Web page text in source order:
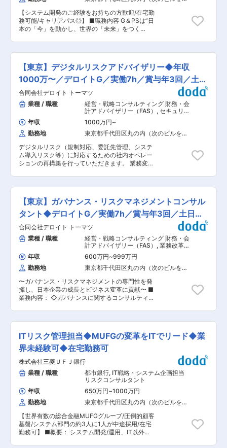
新規サービス開発やリーダー職など多様な成長機
会 ■企業の特徴/魅力 ＳＯＭＰＯグループのノウ
ハウと連携力を活かし、リスク起点のソリューシ
ョン提供で業界を牽引しています。 変更の範囲：
びグループ会社内外への出向も含めた兼務の可能
性あり
タル化・スマートシティ・観光振興や交流促進を
通じた経済活性化・環境エネルギー・産業振興と
いった多様なテーマを推進するための調査、ビジ
ョン策定、プラットフォーム・協議会組成、導
入・運営支援 ○官民連携推進政策： 公共施設マ
ング市場調査、事業化可能性調査、事業スキーム
の検討支援、SIB（ソーシャルインパクトボン
ド）形成支援 ○中小企業・スタートアップ政策支
援： 行政による中小企業・ローカルスタートアッ
プ政策にかかる調査、立案、エコシステム形成支
援、事業者伴走支援、専門家派遣 ○デジタルガバ
メント：業務改革（BPR支援）、DX推進（計画
策定支援、調達支援、工程管理）、システム/セキ
ュリティ監査、セキュリティポリシー策定、ガバ
メントクラウド/GSS・ゼロトラスト移行 ■働き
方 ・リモート：フルリモート可。ただし業務の必
要に応じて出社は発生しますが、調整は一定可能
です。 ■キャリアパス 将来はマネジャーとして
いと考えます。 また、ご自身の興味や描きたいキ
ャリアに合わせてグループ内での異動も可能なた
社の定める業務
【システム開発のご経験をお持ちの方歓迎/在宅勤
務可能/キャリアパス◎】 ■職務内容 G＆PSは”日
本の「今」を動かし、世界の「未来」をつく
す。主なサービス概要は以下のとおりであり、公
的機関（中央省庁、地方公共団体、独立行政法人
等）に対し、ご自身の専門性を生かし、クライア
ントが望む変革を支援してきたいと考えている方
を募集します。 ■業務概要 地方自治体などの企
画業務全般においてアドバイザリー業務を行いま
す。人事制度の改定や、効率化を目指した業務シ
ステムの導入など多岐に渡ります。 今回の採用で
はシステム開発等の経験や知識を活かしてご活躍
いただきたいと考えています。 ■サービス概要
・パブリックセクター（中央省庁、地方自治体、
独立行政法人等）における公共政策（地方創生及
び都市政策、地域産業振興等）に関連するアドバ
イザリーサービス ・会計士と協力した事業・資金
調達スキームの検討、団体の経営改善アドバイザ
リーサービス ■業務領域 ○地方創生、行政経営：
に沿って出張が必要な案件をアサインいたしま
す。そのため人によって月に2,3回〜10回以上と
頻度に差があります。必ずしもその限りではあり
ませんが、ご家庭のご都合などを加味してアサイ
ンできますのでご安心ください。出張は基本的に
は日帰りになります。 ・リモート：フルリモート
可。ただし業務の必要に応じて出社は発生します
が、調整は一定可能です。 ■キャリアパス 同部
署でのキャリアステップはもちろん、ご自身の興
味や描きたいキャリアに合わせてグループ内での
異動も可能なため、多様なキャリアを築けます。
変更の範囲：会社の定める業務
【東京】デジタルリスクアドバイザリー◆年収
1000万〜／デロイトG／実働7h／賞与年3回／土日
祝休み
合同会社デロイト トーマツ
業種 / 職種
経営・戦略コンサルティング 財務・会
計アドバイザリー（FAS） , セキュリテ
ィコンサルタント・アナリスト リスク
コンサルタント
年収 1000万円~
勤務地
東京都千代田区丸の内（次のビルを除
デジタルリスク（規制対応、委託先管理、システ
ム導入リスク等）に対応するための社内オペレー
ションの再構築を行っていただきます。 業務変
変革に貢献することを目標としています。 従来の
ガバナンス・リスクマネジメント・コンプライア
ンス、内部監査・内部統制等の業務を中心に培っ
たノウハウの習得のみならず、喫緊の課題となっ
ているデジタル・サードパーティリスクに関する
法規制についても一早く対応する事で、当該分野
の希少な専門家としてのキャリアアップの機会が
得られます。 ■業務内容： ◇内部統制DX、デジ
タルレギュレーション、サードパーティリスクに
伴うリスクマネジメントコンサルティング 【例】
・デジタルを活用した内部統制・内部監査のDX
化（自動化、ペーパーレス化等） ・デジタルを活
用したサプライチェーンリスク・サードパーティ
リスク管理の高度化・効率化・DX化 ・新たなテ
クノロジー（RPA、AI等）の導入に伴う業務変革
とリスクへの対応 ・基幹システム刷新等の大規模
シー、データ利活用、AI活用等） ・サイバーセ
キュリティデューデリジェンスの実施 ・リスクモ
ニタリング等のリスク管理の高度化、自動化、省
力化に向けたDX対応 【支援実績例】 ・サイバー
セキュリティ法規制に対応する社内オペレーショ
ンの再構築（規程整備、モニタリング機能、
BCP、内部監査など） ・M＆Aにおける買収先に
対してサイバーセキュリDDの実施およびPMIの支
援 ・グローバル企業へのサプライチェーンリス
ク・サードパーティリスク管理(TPRM)の管理フ
レームワーク設計や情報システムの導入や運用の
支援 ・リスクマネジメント高度化・効率化に資す
る情報システム（GRCツール等）の企画・設計・
【東京】ガバナンス・リスクマネジメントコンサル
タント◆デロイトG／実働7h／賞与年3回／土日祝
休み
合同会社デロイト トーマツ
業種 / 職種
経営・戦略コンサルティング 財務・会
計アドバイザリー（FAS） , 業務改革コ
ンサルタント（BPR） リスクコンサル
タント
年収 600万円~999万円
勤務地
東京都千代田区丸の内（次のビルを除
〜ガバナンス・リスクマネジメントの専門性を発
揮し、日本企業の成長とビジネス変革に貢献〜 ■
業務内容： ◇ガバナンスに関するコンサルティン
バナンス設計と導入 ・コーポレートガバナンス：
取締役会・監査役会の実効性評価、機関設計の構
築 ・グループガバナンス：GHQ・RHQ構想策
定、組織・機能設計、権限・レポーティング設
計、各種規程類策定、モニタリング体制・手法の
検討 ・M&Aガバナンス：ガバナンスDD、PMIに
おける組織・業務統合、権限方針・意思決定構造
の再設計 ◇内部統制／内部監査効率化・高度化に
関するコンサルティング ・SOX新規導入・高度
化：J-SOX／US-SOXの導入、高度化、効率化
・内部監査の高度化、効率化：テクノロジーを活
用した内部監査、内部監査の外部品質評価、海外
子会社の業務監査コソース、テーマ監査実施 ・不
正防止：企業不正・不祥事を防止するためのリス
ク識別と内部統制の高度化 ・業務変革：大規模シ
ステム導入やグローバルM&Aに伴う業務変革とリ
ITリスク管理担当◆MUFGの変革をITでリード◆業
界未経験可◆在宅勤務可
株式会社三菱ＵＦＪ銀行
業種 / 職種
都市銀行, IT戦略・システム企画担当
リスクコンサルタント
年収
650万円~1000万円
勤務地
東京都千代田区丸の内（次のビルを除
【世界有数の総合金融MUFGグループ/圧倒的顧客
基盤/システム部門の約3人に1人が中途採用/在宅
勤務可】 ■概要： システム開発/運用、IT以外の